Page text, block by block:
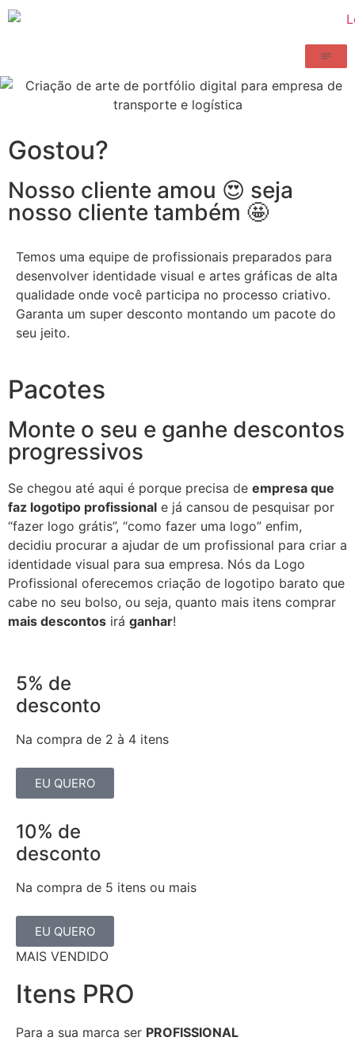
Gostou?
Nosso cliente amou 😍 seja
nosso cliente também 🤩
Temos uma equipe de profissionais preparados para
desenvolver identidade visual e artes gráficas de alta
qualidade onde você participa no processo criativo.
Garanta um super desconto montando um pacote do
seu jeito.
Pacotes
Monte o seu e ganhe descontos
progressivos
Se chegou até aqui é porque precisa de empresa que
faz logotipo profissional e já cansou de pesquisar por
“fazer logo grátis”, “como fazer uma logo” enfim,
decidiu procurar a ajudar de um profissional para criar a
identidade visual para sua empresa. Nós da Logo
Profissional oferecemos criação de logotipo barato que
cabe no seu bolso, ou seja, quanto mais itens comprar
mais descontos irá ganhar!
5% de
desconto
Na compra de 2 à 4 itens
EU QUERO
10% de
desconto
Na compra de 5 itens ou mais
EU QUERO
MAIS VENDIDO
Itens PRO
Para a sua marca ser PROFISSIONAL